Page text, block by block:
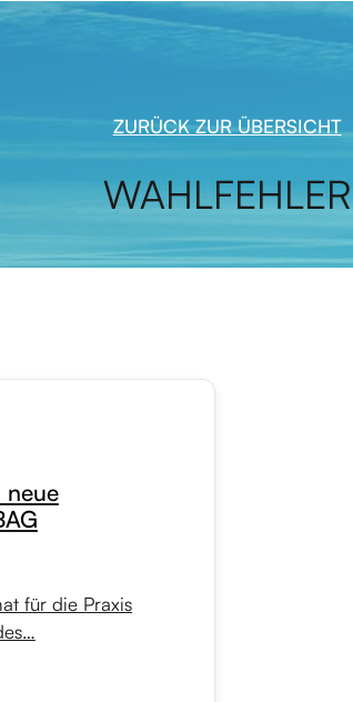
ZURÜCK ZUR ÜBERSICHT
WAHLFEHLER
für die Praxis